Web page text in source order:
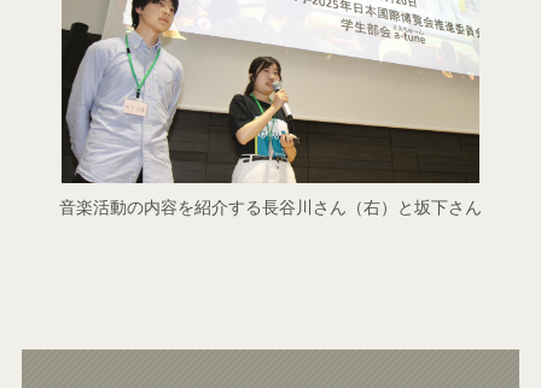
音楽活動の内容を紹介する長谷川さん（右）と坂下さん